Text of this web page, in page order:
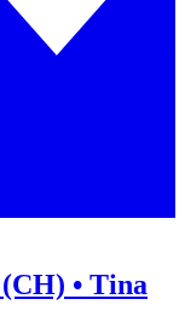
• Tina